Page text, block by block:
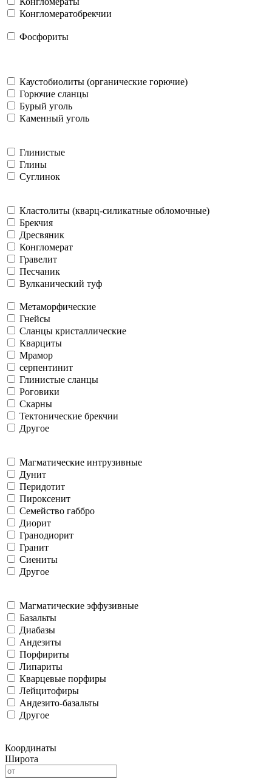
Конгломератобрекчии
Фосфориты
Каустобиолиты (органические горючие)
Горючие сланцы
Бурый уголь
Каменный уголь
Глинистые
Глины
Суглинок
Кластолиты (кварц-силикатные обломочные)
Брекчия
Дресвяник
Конгломерат
Гравелит
Песчаник
Вулканический туф
Метаморфические
Гнейсы
Сланцы кристаллические
Кварциты
Мрамор
серпентинит
Глинистые сланцы
Роговики
Скарны
Тектонические брекчии
Другое
Магматические интрузивные
Дунит
Перидотит
Пироксенит
Семейство габбро
Диорит
Гранодиорит
Гранит
Сиениты
Другое
Магматические эффузивные
Базальты
Диабазы
Андезиты
Порфириты
Липариты
Кварцевые порфиры
Лейцитофиры
Андезито-базальты
Другое
Координаты
Широта